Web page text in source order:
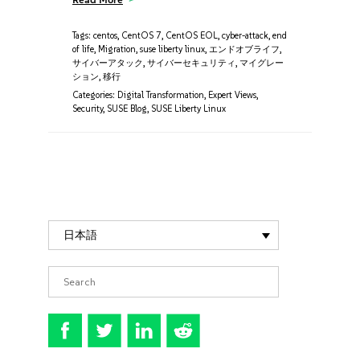
Tags: centos, CentOS 7, CentOS EOL, cyber-attack, end
of life, Migration, suse liberty linux, エンドオブライフ,
サイバーアタック, サイバーセキュリティ, マイグレー
ション, 移行
Categories: Digital Transformation, Expert Views,
Security, SUSE Blog, SUSE Liberty Linux
日本語